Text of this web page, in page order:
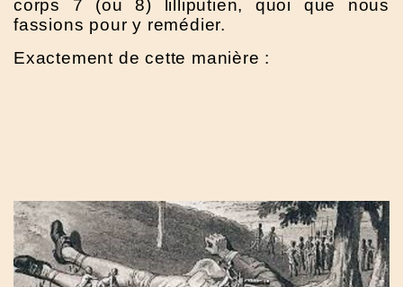
corps 7 (ou 8) lilliputien, quoi que nous
fassions pour y remédier.
Exactement de cette manière :